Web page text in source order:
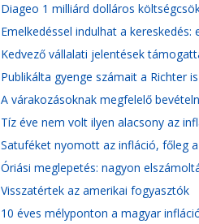
Diageo 1 milliárd dolláros
Emelkedéssel indulhat a
Kedvező vállalati jelentések
Publikálta gyenge számait a Richter is
A várakozásoknak megfelelő
Tíz éve nem volt ilyen alacsony az
Satuféket nyomott az infláció, főleg
Óriási meglepetés: nagyon
Visszatértek az amerikai fogyasztók
10 éves mélyponton a magyar